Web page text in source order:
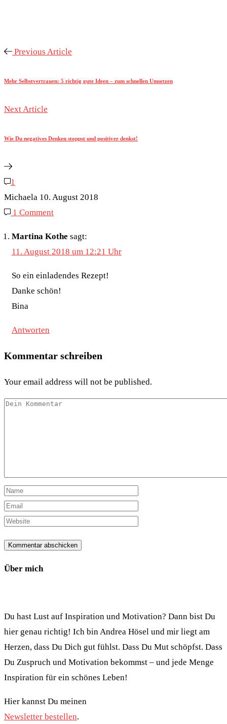
Previous Article
Mehr Selbstvertrauen: 5 richtig gute Ideen – zum schnellen Umsetzen
Next Article
Wie Du negatives Denken stoppst und positiver denkst!
1
Michaela 10. August 2018
1 Comment
Martina Kothe sagt:
11. August 2018 um 12:21 Uhr
So ein einladendes Rezept!
Danke schön!
Bina
Antworten
Kommentar schreiben
Your email address will not be published.
Über mich
Du hast Lust auf Inspiration und Motivation? Dann bist Du
hier genau richtig! Ich bin Andrea Hösel und mir liegt am
Herzen, dass Du Dich gut fühlst. Dass Du Mut schöpfst. Dass
Du Zuspruch und Motivation bekommst – und jede Menge
Inspiration für ein schönes Leben!
Hier kannst Du meinen
Newsletter bestellen.